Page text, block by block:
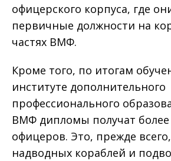
офицерского корпуса, где
первичные должности на
частях ВМФ.
Кроме того, по итогам
институте дополнительного
профессионального
ВМФ дипломы получат более
офицеров. Это, прежде
надводных кораблей и